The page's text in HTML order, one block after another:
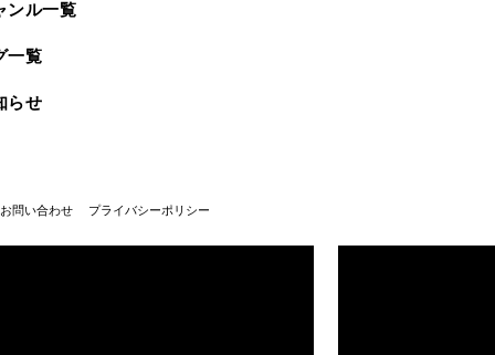
ンル一覧
一覧
らせ
お問い合わせ プライバシーポリシー